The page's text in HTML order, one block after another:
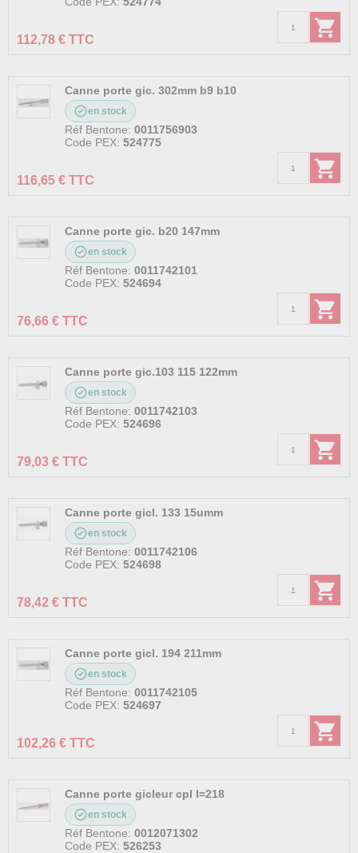
112,78 € TTC
Canne porte gic. 302mm b9 b10
en stock
Réf Bentone: 0011756903
Code PEX: 524775
116,65 € TTC
Canne porte gic. b20 147mm
en stock
Réf Bentone: 0011742101
Code PEX: 524694
76,66 € TTC
Canne porte gic.103 115 122mm
en stock
Réf Bentone: 0011742103
Code PEX: 524696
79,03 € TTC
Canne porte gicl. 133 15umm
en stock
Réf Bentone: 0011742106
Code PEX: 524698
78,42 € TTC
Canne porte gicl. 194 211mm
en stock
Réf Bentone: 0011742105
Code PEX: 524697
102,26 € TTC
Canne porte gicleur cpl l=218
en stock
Réf Bentone: 0012071302
Code PEX: 526253